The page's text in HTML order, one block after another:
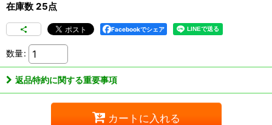
在庫数 25点
Facebookでシェア
数量:
返品特約に関する重要事項
カートに入れる